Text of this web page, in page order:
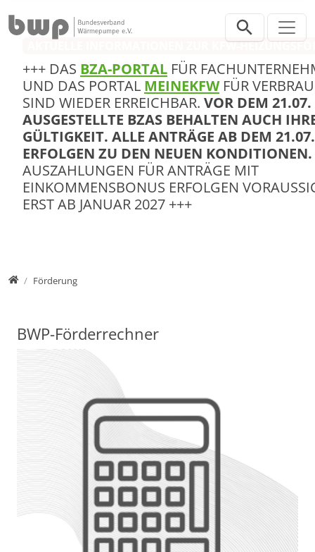
AKTUELLE INFORMATIONEN ZUR KFW-
+++ DAS BZA-PORTAL FÜR
UND DAS PORTAL MEINEKFWFÜR
SIND WIEDER ERREICHBAR. VOR DEM 21.07.
AUSGESTELLTE BZAS BEHALTEN AUCH
GÜLTIGKEIT. ALLE ANTRÄGE AB DEM 21.07.
ERFOLGEN ZU DEN NEUEN KONDITIONEN.
AUSZAHLUNGEN FÜR ANTRÄGE MIT
EINKOMMENSBONUS ERFOLGEN
ERST AB JANUAR 2027 +++
Verbraucher
Förderung
BWP-Förderrechner